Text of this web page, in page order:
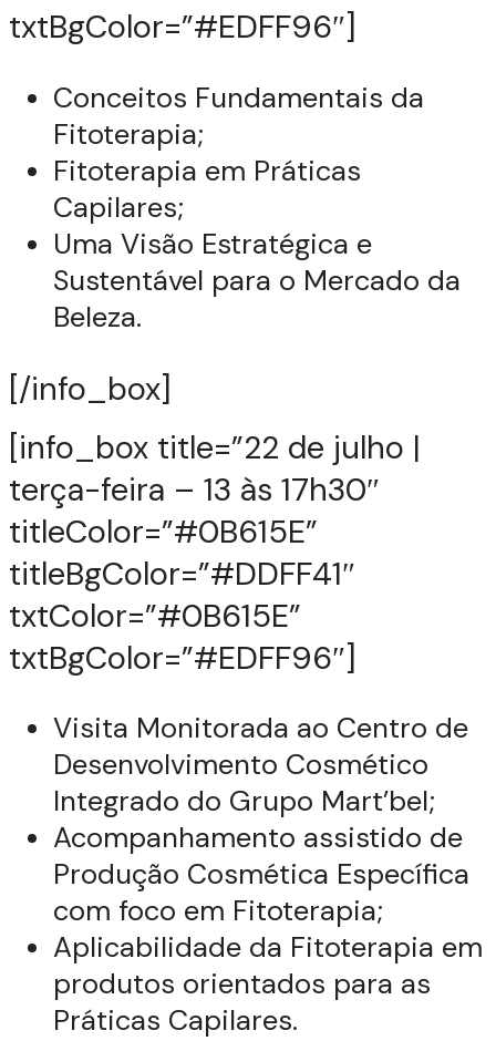
txtBgColor=”#EDFF96″]
Conceitos Fundamentais da
Fitoterapia;
Fitoterapia em Práticas
Capilares;
Uma Visão Estratégica e
Sustentável para o Mercado da
Beleza.
[/info_box]
[info_box title=”22 de julho |
terça-feira – 13 às 17h30″
titleColor=”#0B615E”
titleBgColor=”#DDFF41″
txtColor=”#0B615E”
txtBgColor=”#EDFF96″]
Visita Monitorada ao Centro de
Desenvolvimento Cosmético
Integrado do Grupo Mart’bel;
Acompanhamento assistido de
Produção Cosmética Específica
com foco em Fitoterapia;
Aplicabilidade da Fitoterapia em
produtos orientados para as
Práticas Capilares.